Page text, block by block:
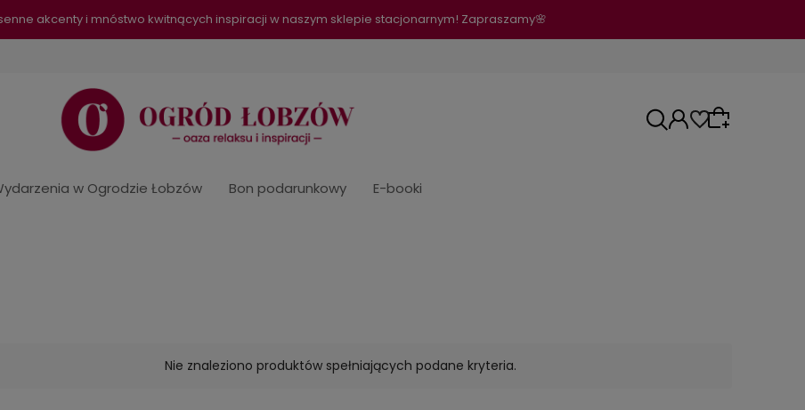
akcenty i mnóstwo kwitnących inspiracji w naszym sklepie stacjonarnym! Zapraszamy🌸
w Ogrodzie Łobzów Bon podarunkowy E-booki
Nie znaleziono produktów spełniających podane kryteria.